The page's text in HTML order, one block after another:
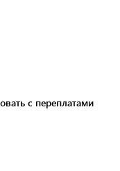
с переплатами